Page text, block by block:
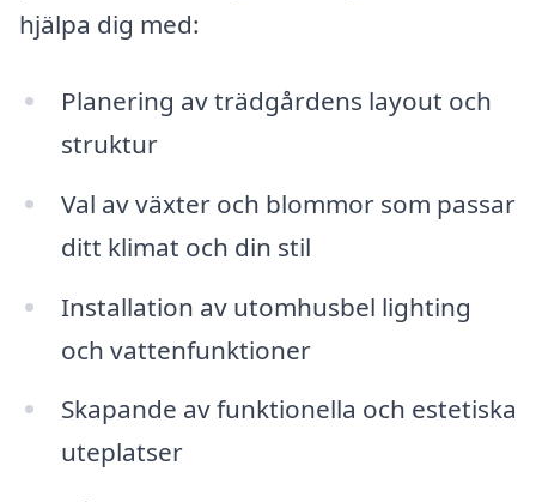
hjälpa dig med:
Planering av trädgårdens layout och
struktur
Val av växter och blommor som passar
ditt klimat och din stil
Installation av utomhusbel lighting
och vattenfunktioner
Skapande av funktionella och estetiska
uteplatser